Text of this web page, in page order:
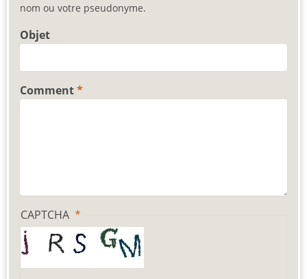
nom ou votre pseudonyme.
Objet
Comment
CAPTCHA